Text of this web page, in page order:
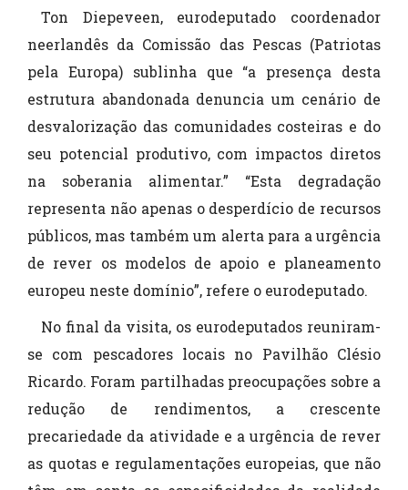
Ton Diepeveen, eurodeputado coordenador
neerlandês da Comissão das Pescas (Patriotas
pela Europa) sublinha que “a presença desta
estrutura abandonada denuncia um cenário de
desvalorização das comunidades costeiras e do
seu potencial produtivo, com impactos diretos
na soberania alimentar.” “Esta degradação
representa não apenas o desperdício de recursos
públicos, mas também um alerta para a urgência
de rever os modelos de apoio e planeamento
europeu neste domínio”, refere o eurodeputado.
No final da visita, os eurodeputados reuniram-
se com pescadores locais no Pavilhão Clésio
Ricardo. Foram partilhadas preocupações sobre a
redução de rendimentos, a crescente
precariedade da atividade e a urgência de rever
as quotas e regulamentações europeias, que não